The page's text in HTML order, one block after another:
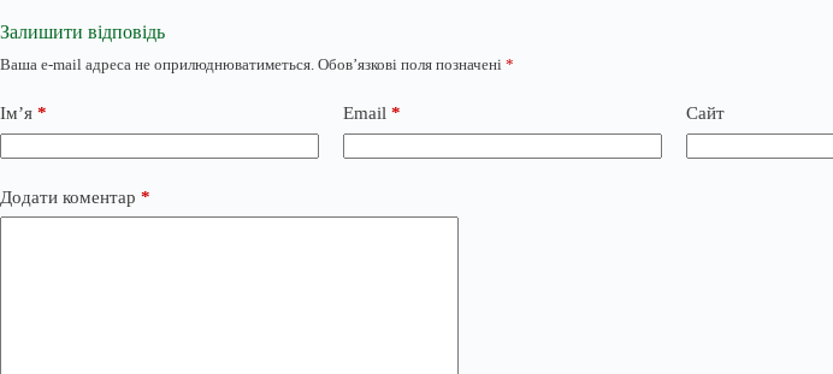
Залишити відповідь
Ваша e-mail адреса не оприлюднюватиметься. Обов’язкові поля позначені *
Ім’я * Email * Сайт
Додати коментар *